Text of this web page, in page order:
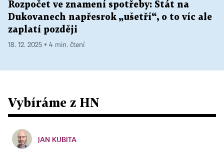
Rozpočet ve znamení spotřeby: Stát na
Dukovanech napřesrok „ušetří“, o to víc ale
zaplatí později
18. 12. 2025 ▪ 4 min. čtení
Vybíráme z HN
JAN KUBITA